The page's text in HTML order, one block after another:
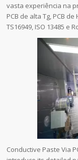
vasta experiência na
PCB de alta Tg, PCB de
TS16949, ISO 13485 e
Conductive Paste Via